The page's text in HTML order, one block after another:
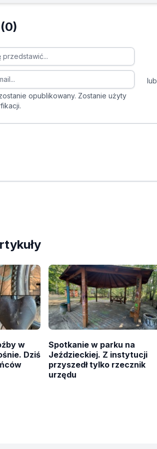
opublikowany. Zostanie użyty
lub
w
Dziś
Spotkanie w parku na
Jeździeckiej. Z instytucji
przyszedł tylko rzecznik
urzędu